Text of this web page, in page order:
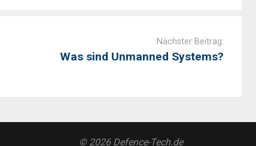
Nächster Beitrag:
Was sind Unmanned Systems?
© 2026 Defence-Tech.de